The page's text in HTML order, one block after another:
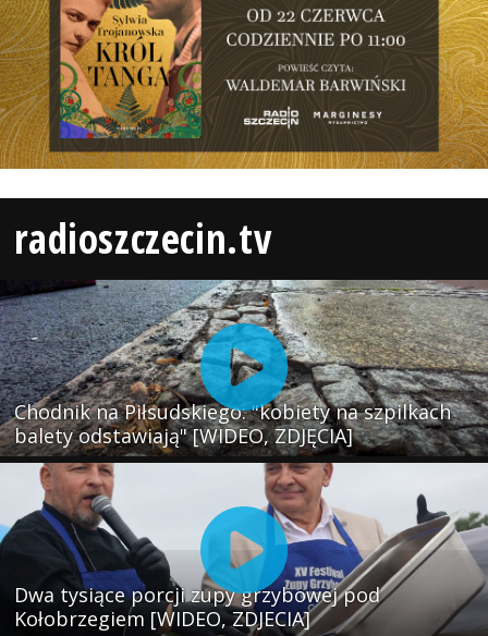
radioszczecin.tv
Chodnik na Piłsudskiego: "kobiety na szpilkach
balety odstawiają" [WIDEO, ZDJĘCIA]
Dwa tysiące porcji zupy grzybowej pod
Kołobrzegiem [WIDEO, ZDJECIA]